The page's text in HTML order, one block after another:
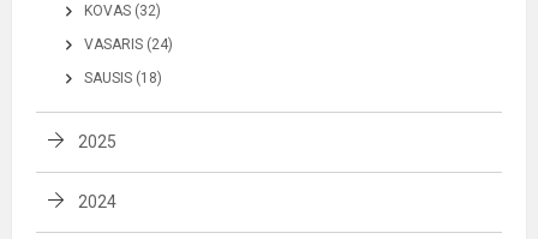
KOVAS (32)
VASARIS (24)
SAUSIS (18)
2025
2024